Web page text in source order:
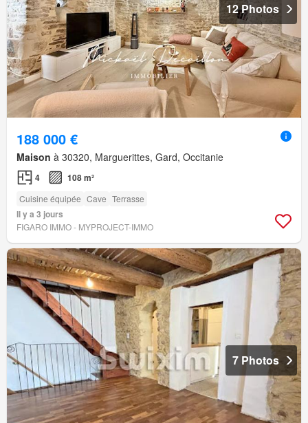
12 Photos
188 000 €
Maison à 30320, Marguerittes, Gard, Occitanie
4 108 m²
Cuisine équipée Cave Terrasse
Il y a 3 jours
FIGARO IMMO - MYPROJECT-IMMO
7 Photos